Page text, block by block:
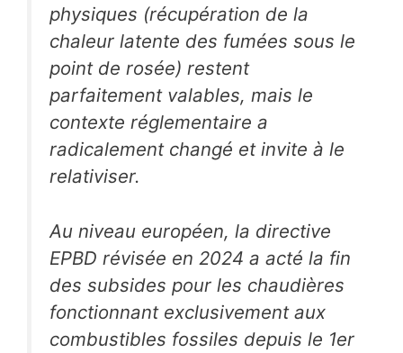
physiques (récupération de la
chaleur latente des fumées sous le
point de rosée) restent
parfaitement valables, mais le
contexte réglementaire a
radicalement changé et invite à le
relativiser.
Au niveau européen, la directive
EPBD révisée en 2024 a acté la fin
des subsides pour les chaudières
fonctionnant exclusivement aux
combustibles fossiles depuis le 1er